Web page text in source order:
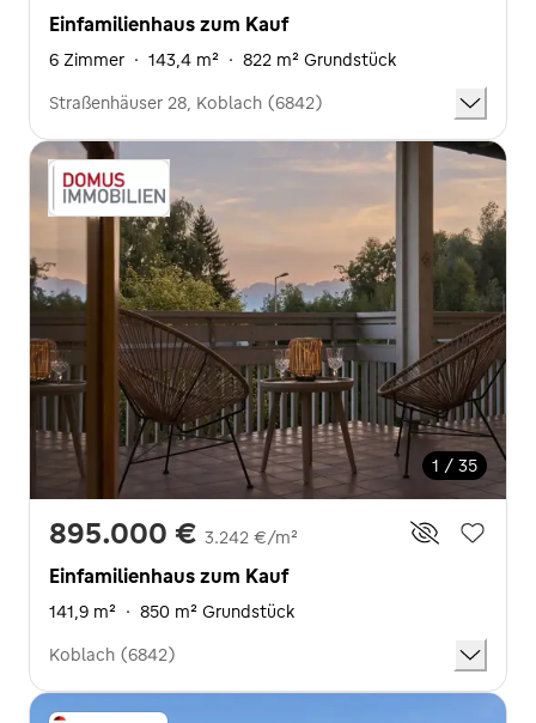
Einfamilienhaus zum Kauf
6 Zimmer · 143,4 m² · 822 m² Grundstück
Straßenhäuser 28, Koblach (6842)
1 / 35
895.000 € 3.242 €/m²
Einfamilienhaus zum Kauf
141,9 m² · 850 m² Grundstück
Koblach (6842)